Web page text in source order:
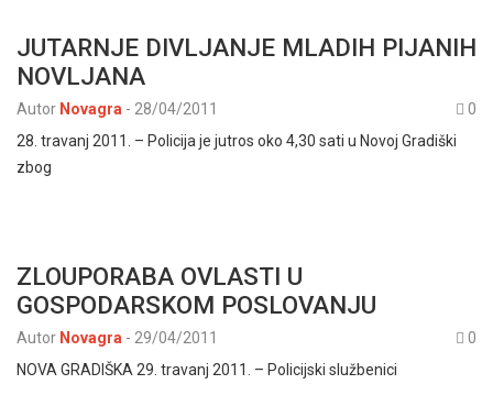
JUTARNJE DIVLJANJE MLADIH PIJANIH
NOVLJANA
Autor Novagra - 28/04/2011
0
28. travanj 2011. – Policija je jutros oko 4,30 sati u Novoj Gradiški
zbog
ZLOUPORABA OVLASTI U
GOSPODARSKOM POSLOVANJU
Autor Novagra - 29/04/2011
0
NOVA GRADIŠKA 29. travanj 2011. – Policijski službenici